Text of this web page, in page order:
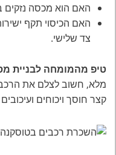
האם הוא מכסה נזקים
האם הכיסוי תקף
צד שלישי.
טיפ מהמומחה לבניית
מלא, חשוב לצלם את הרכב
קצר חוסך ויכוחים